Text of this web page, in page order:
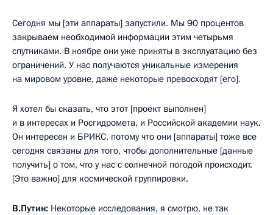
Сегодня мы [эти аппараты] запустили. Мы 90 процентов
закрываем необходимой информации этим четырьмя
спутниками. В ноябре они уже приняты в эксплуатацию без
ограничений. У нас получаются уникальные измерения
на мировом уровне, даже некоторые превосходят [его].
Я хотел бы сказать, что этот [проект выполнен]
и в интересах и Росгидромета, и Российской академии наук.
Он интересен и БРИКС, потому что они [аппараты] тоже все
сегодня связаны для того, чтобы дополнительные [данные
получить] о том, что у нас с солнечной погодой происходит.
[Это важно] для космической группировки.
В.Путин: Некоторые исследования, я смотрю, не так